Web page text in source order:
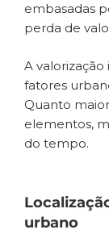
embasadas
perda de
A
fatores
Quanto
elementos,
do tempo.
urbano